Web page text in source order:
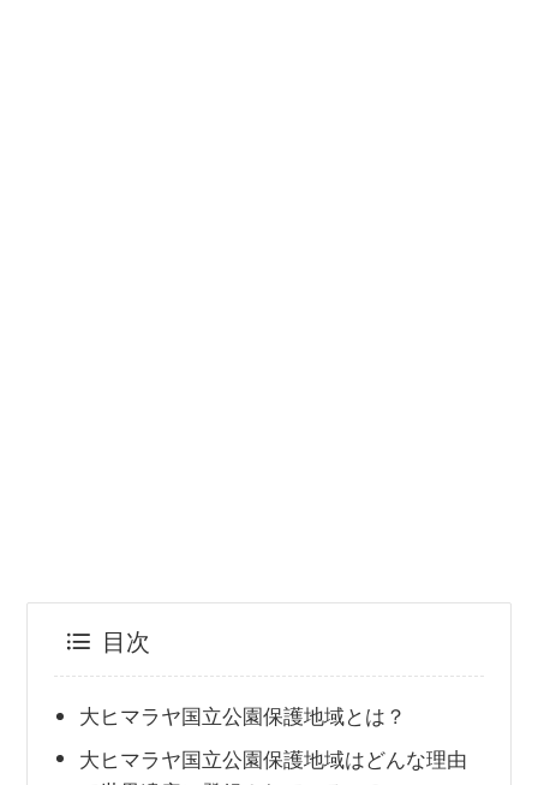
目次
大ヒマラヤ国立公園保護地域とは？
大ヒマラヤ国立公園保護地域はどんな理由